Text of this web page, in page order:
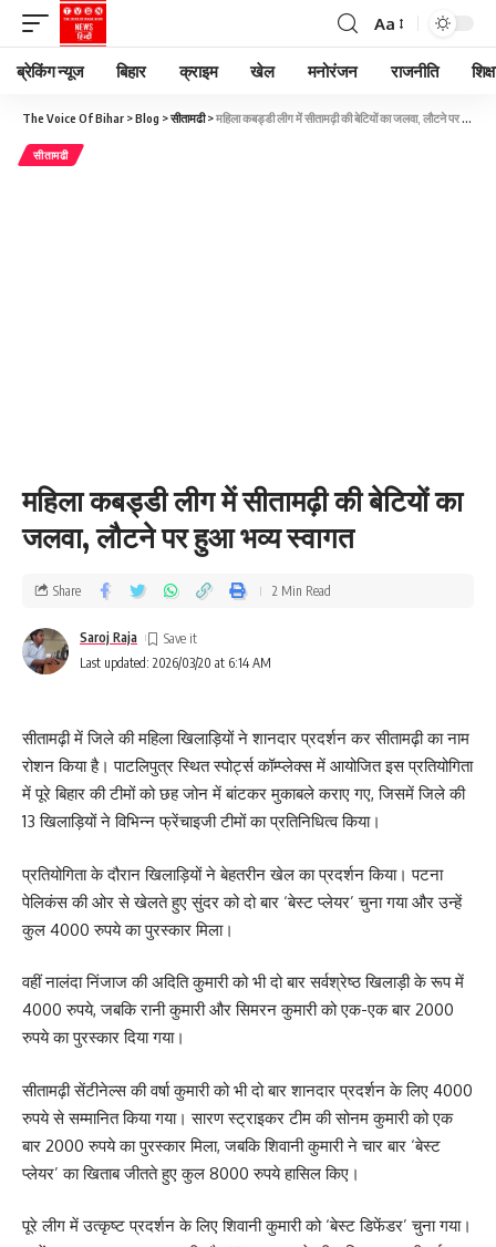
Aa
ब्रेकिंग न्यूज बिहार क्राइम खेल मनोरंजन राजनीति
The Voice Of Bihar >Blog >सीतामढी>महिला कबड्डी लीग में सीतामढ़ी की बेटियों का जलवा, लौटने पर हुआ भव्य स्वागत
सीतामढी
महिला कबड्डी लीग में सीतामढ़ी की बेटियों का
जलवा, लौटने पर हुआ भव्य स्वागत
Last updated: 2026/03/20 at 6:14 AM
Saroj Raja
Share 2 Min Read
सीतामढ़ी में जिले की महिला खिलाड़ियों ने शानदार प्रदर्शन कर सीतामढ़ी का नाम
रोशन किया है। पाटलिपुत्र स्थित स्पोर्ट्स कॉम्प्लेक्स में आयोजित इस प्रतियोगिता
में पूरे बिहार की टीमों को छह जोन में बांटकर मुकाबले कराए गए, जिसमें जिले की
13 खिलाड़ियों ने विभिन्न फ्रेंचाइजी टीमों का प्रतिनिधित्व किया।
प्रतियोगिता के दौरान खिलाड़ियों ने बेहतरीन खेल का प्रदर्शन किया। पटना
पेलिकंस की ओर से खेलते हुए सुंदर को दो बार ‘बेस्ट प्लेयर’ चुना गया और उन्हें
कुल 4000 रुपये का पुरस्कार मिला।
वहीं नालंदा निंजाज की अदिति कुमारी को भी दो बार सर्वश्रेष्ठ खिलाड़ी के रूप में
4000 रुपये, जबकि रानी कुमारी और सिमरन कुमारी को एक-एक बार 2000
रुपये का पुरस्कार दिया गया।
सीतामढ़ी सेंटीनेल्स की वर्षा कुमारी को भी दो बार शानदार प्रदर्शन के लिए 4000
रुपये से सम्मानित किया गया। सारण स्ट्राइकर टीम की सोनम कुमारी को एक
बार 2000 रुपये का पुरस्कार मिला, जबकि शिवानी कुमारी ने चार बार ‘बेस्ट
प्लेयर’ का खिताब जीतते हुए कुल 8000 रुपये हासिल किए।
पूरे लीग में उत्कृष्ट प्रदर्शन के लिए शिवानी कुमारी को ‘बेस्ट डिफेंडर’ चुना गया।